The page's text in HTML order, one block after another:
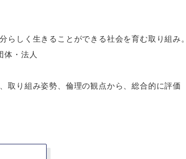
しく生きることができる社会を育む取り組み。
体・法人
取り組み姿勢、倫理の観点から、総合的に評価